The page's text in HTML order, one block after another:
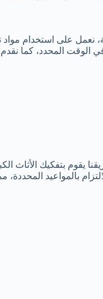
نعمل على استخدام
المحدد، كما نقدم
بتفكيك الأثاث
بالمواعيد